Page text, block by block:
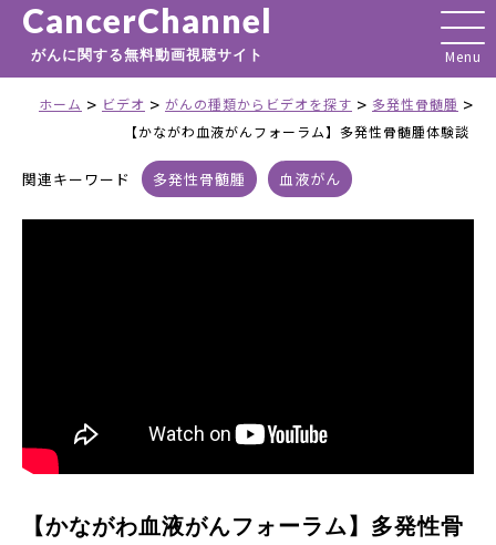
CancerChannel
がんに関する無料動画視聴サイト
ホーム > ビデオ > がんの種類からビデオを探す > 多発性骨髄腫 >
【かながわ血液がんフォーラム】多発性骨髄腫体験談
関連キーワード 多発性骨髄腫 血液がん
【かながわ血液がんフォーラム】多発性骨